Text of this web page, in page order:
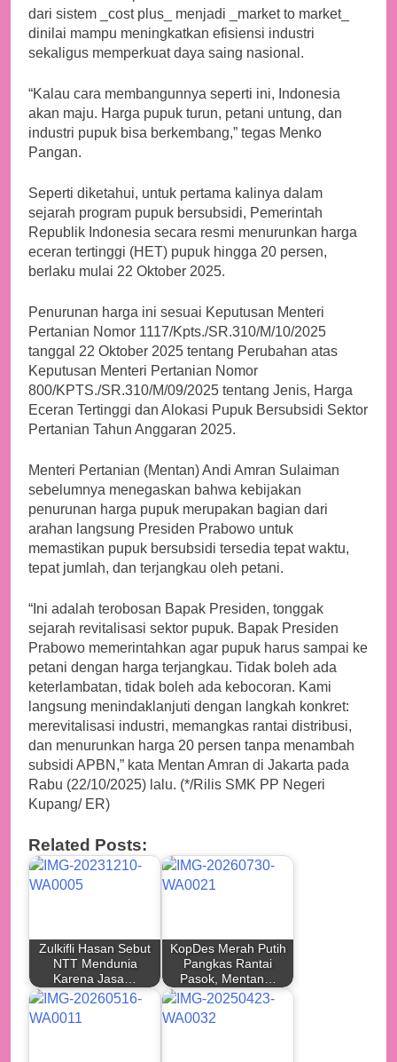
dari sistem _cost plus_ menjadi _market to market_
dinilai mampu meningkatkan efisiensi industri
sekaligus memperkuat daya saing nasional.
“Kalau cara membangunnya seperti ini, Indonesia
akan maju. Harga pupuk turun, petani untung, dan
industri pupuk bisa berkembang,” tegas Menko
Pangan.
Seperti diketahui, untuk pertama kalinya dalam
sejarah program pupuk bersubsidi, Pemerintah
Republik Indonesia secara resmi menurunkan harga
eceran tertinggi (HET) pupuk hingga 20 persen,
berlaku mulai 22 Oktober 2025.
Penurunan harga ini sesuai Keputusan Menteri
Pertanian Nomor 1117/Kpts./SR.310/M/10/2025
tanggal 22 Oktober 2025 tentang Perubahan atas
Keputusan Menteri Pertanian Nomor
800/KPTS./SR.310/M/09/2025 tentang Jenis, Harga
Eceran Tertinggi dan Alokasi Pupuk Bersubsidi Sektor
Pertanian Tahun Anggaran 2025.
Menteri Pertanian (Mentan) Andi Amran Sulaiman
sebelumnya menegaskan bahwa kebijakan
penurunan harga pupuk merupakan bagian dari
arahan langsung Presiden Prabowo untuk
memastikan pupuk bersubsidi tersedia tepat waktu,
tepat jumlah, dan terjangkau oleh petani.
“Ini adalah terobosan Bapak Presiden, tonggak
sejarah revitalisasi sektor pupuk. Bapak Presiden
Prabowo memerintahkan agar pupuk harus sampai ke
petani dengan harga terjangkau. Tidak boleh ada
keterlambatan, tidak boleh ada kebocoran. Kami
langsung menindaklanjuti dengan langkah konkret:
merevitalisasi industri, memangkas rantai distribusi,
dan menurunkan harga 20 persen tanpa menambah
subsidi APBN,” kata Mentan Amran di Jakarta pada
Rabu (22/10/2025) lalu. (*/Rilis SMK PP Negeri
Kupang/ ER)
Related Posts:
Zulkifli Hasan Sebut
NTT Mendunia
Karena Jasa…
KopDes Merah Putih
Pangkas Rantai
Pasok, Mentan…